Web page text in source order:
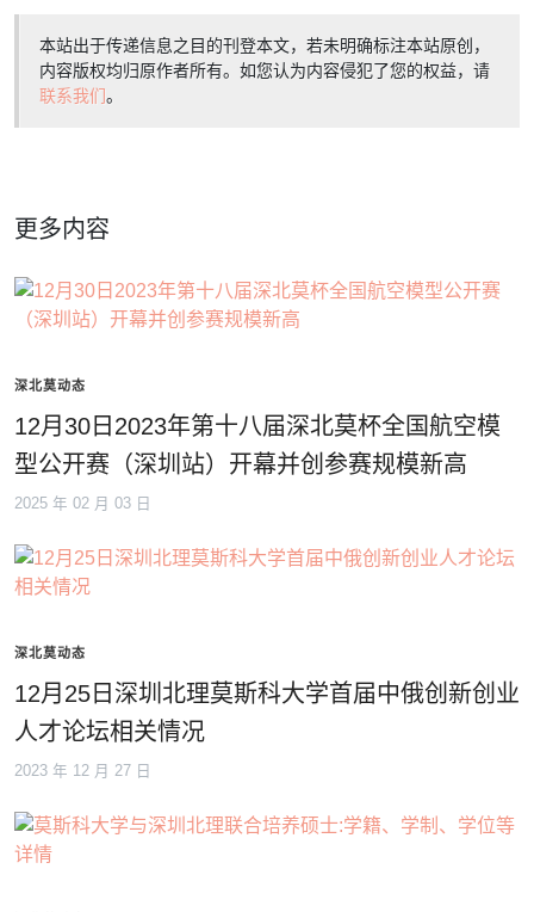
本站出于传递信息之目的刊登本文，若未明确标注本站原创，
内容版权均归原作者所有。如您认为内容侵犯了您的权益，请
联系我们。
更多内容
深北莫动态
12月30日2023年第十八届深北莫杯全国航空模
型公开赛（深圳站）开幕并创参赛规模新高
2025 年 02 月 03 日
深北莫动态
12月25日深圳北理莫斯科大学首届中俄创新创业
人才论坛相关情况
2023 年 12 月 27 日